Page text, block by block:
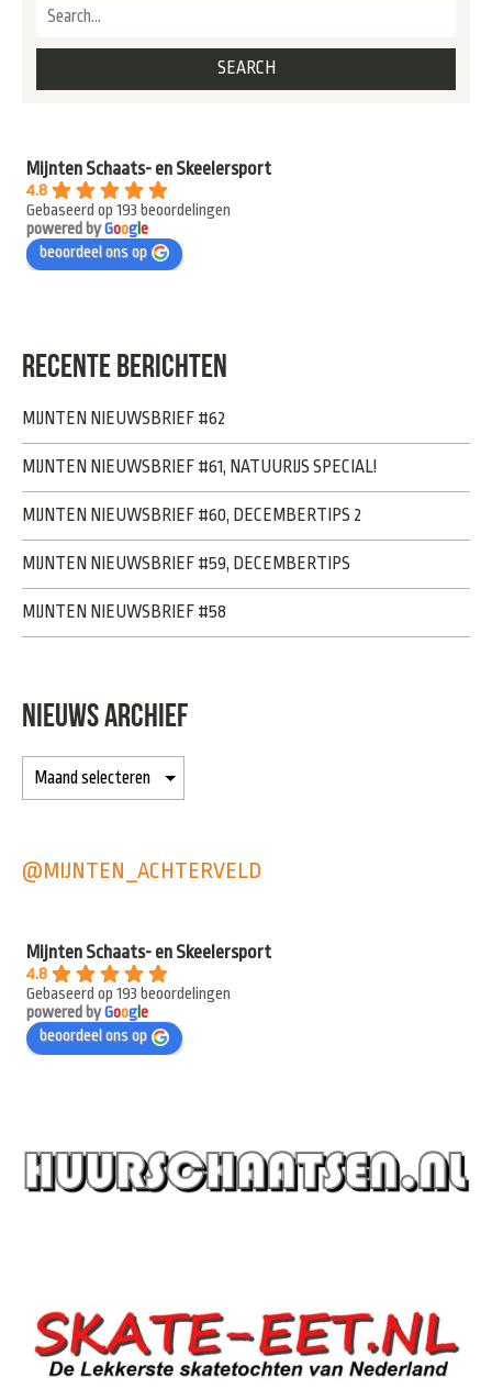
Mijnten Schaats- en Skeelersport
4.8
Gebaseerd op 193 beoordelingen
powered byGooge
beoordeel ons op
RECENTE BERICHTEN
MIJNTEN NIEUWSBRIEF #62
MIJNTEN NIEUWSBRIEF #61, NATUURIJS SPECIAL!
MIJNTEN NIEUWSBRIEF #60, DECEMBERTIPS 2
MIJNTEN NIEUWSBRIEF #59, DECEMBERTIPS
MIJNTEN NIEUWSBRIEF #58
NIEUWS ARCHIEF
@MIJNTEN_ACHTERVELD
Mijnten Schaats- en Skeelersport
4.8
Gebaseerd op 193 beoordelingen
powered byGoogle
beoordeel ons op